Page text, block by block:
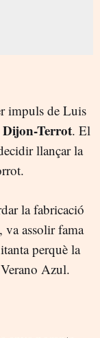
impuls de Luis
Dijon-Terrot. El
llançar la
la fabricació
va assolir fama
perquè la
Azul.